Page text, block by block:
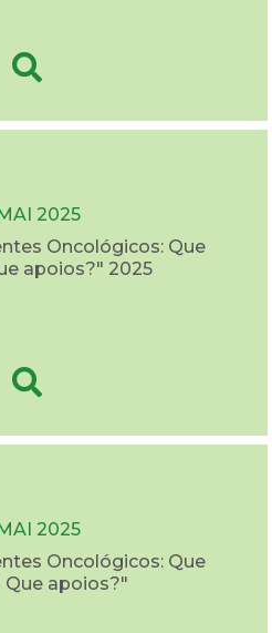
2025
Oncológicos: Que
apoios?" 2025
2025
Oncológicos: Que
apoios?"